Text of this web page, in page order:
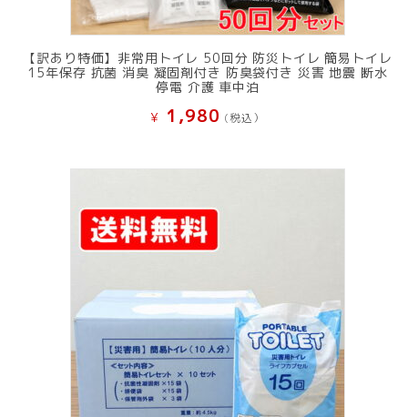
【訳あり特価】非常用トイレ 50回分 防災トイレ 簡易トイレ
15年保存 抗菌 消臭 凝固剤付き 防臭袋付き 災害 地震 断水
停電 介護 車中泊
¥ 1,980 (税込）